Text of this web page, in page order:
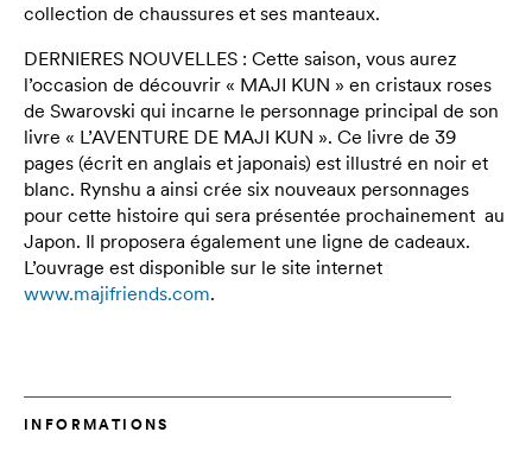
collection de chaussures et ses manteaux.
DERNIERES NOUVELLES : Cette saison, vous aurez
l’occasion de découvrir « MAJI KUN » en cristaux roses
de Swarovski qui incarne le personnage principal de son
livre « L’AVENTURE DE MAJI KUN ». Ce livre de 39
pages (écrit en anglais et japonais) est illustré en noir et
blanc. Rynshu a ainsi crée six nouveaux personnages
pour cette histoire qui sera présentée prochainement au
Japon. Il proposera également une ligne de cadeaux.
L’ouvrage est disponible sur le site internet
www.majifriends.com.
INFORMATIONS